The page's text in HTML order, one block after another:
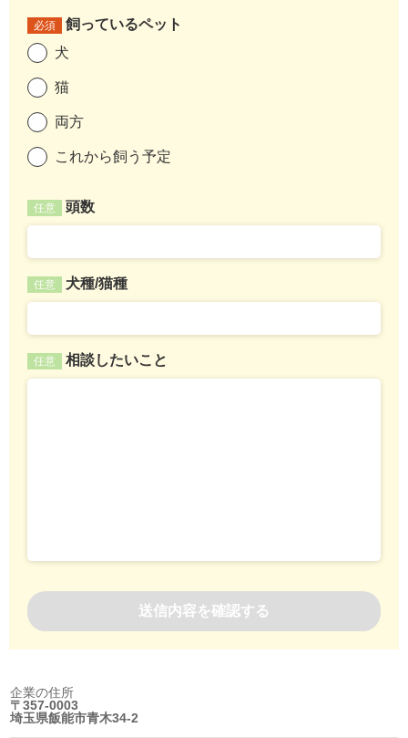
必須
飼っているペット
犬
猫
両方
これから飼う予定
任意 頭数
任意 犬種/猫種
任意 相談したいこと
企業の住所
〒357-0003
埼玉県飯能市青木34-2